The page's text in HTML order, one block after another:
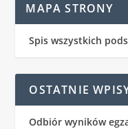
MAPA STRONY
Spis wszystkich
OSTATNIE
Odbiór wyników